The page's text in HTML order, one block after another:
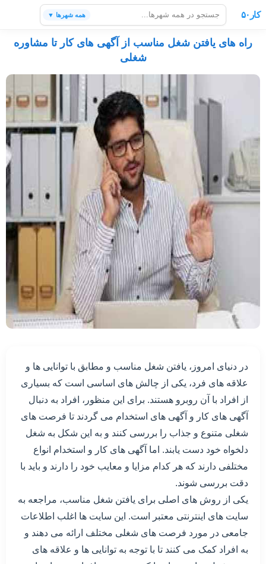
کار۵۰ همه شهرها ▼
راه های یافتن شغل مناسب از آگهی های کار تا مشاوره
شغلی
در دنیای امروز، یافتن شغل مناسب و مطابق با توانایی ها و
علاقه های فرد، یکی از چالش های اساسی است که بسیاری
از افراد با آن روبرو هستند. برای این منظور، افراد به دنبال
آگهی های کار و آگهی های استخدام می گردند تا فرصت های
شغلی متنوع و جذاب را بررسی کنند و به این شکل به شغل
دلخواه خود دست یابند. اما آگهی های کار و استخدام انواع
مختلفی دارند که هر کدام مزایا و معایب خود را دارند و باید با
دقت بررسی شوند.
یکی از روش های اصلی برای یافتن شغل مناسب، مراجعه به
سایت های اینترنتی معتبر است. این سایت ها اغلب اطلاعات
جامعی در مورد فرصت های شغلی مختلف ارائه می دهند و
به افراد کمک می کنند تا با توجه به توانایی ها و علاقه های